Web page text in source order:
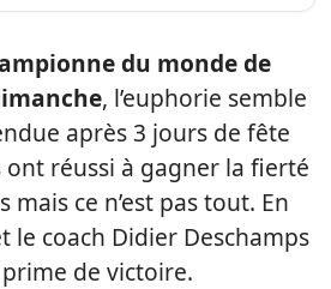
du monde de
, l’euphorie semble
après 3 jours de fête
ont réussi à gagner la fierté
ce n’est pas tout. En
le coach Didier Deschamps
de victoire.